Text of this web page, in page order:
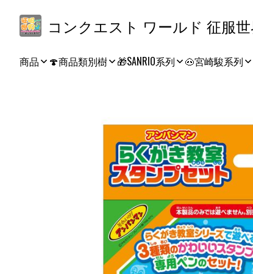
商品 🍄商品類別樹 🎁SANRIO系列 🐽宮崎駿系列